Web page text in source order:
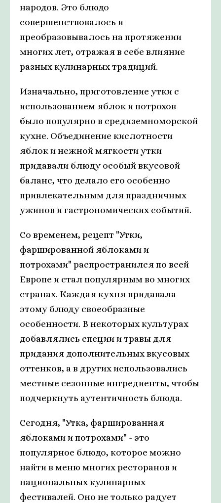
народов. Это блюдо
совершенствовалось и
преобразовывалось на протяжении
многих лет, отражая в себе влияние
разных кулинарных традиций.
Изначально, приготовление утки с
использованием яблок и потрохов
было популярно в средиземноморской
кухне. Объединение кислотности
яблок и нежной мягкости утки
придавали блюду особый вкусовой
баланс, что делало его особенно
привлекательным для праздничных
ужинов и гастрономических событий.
Со временем, рецепт "Утки,
фаршированной яблоками и
потрохами" распространился по всей
Европе и стал популярным во многих
странах. Каждая кухня придавала
этому блюду своеобразные
особенности. В некоторых культурах
добавлялись специи и травы для
придания дополнительных вкусовых
оттенков, а в других использовались
местные сезонные ингредиенты, чтобы
подчеркнуть аутентичность блюда.
Сегодня, "Утка, фаршированная
яблоками и потрохами" - это
популярное блюдо, которое можно
найти в меню многих ресторанов и
национальных кулинарных
фестивалей. Оно не только радует